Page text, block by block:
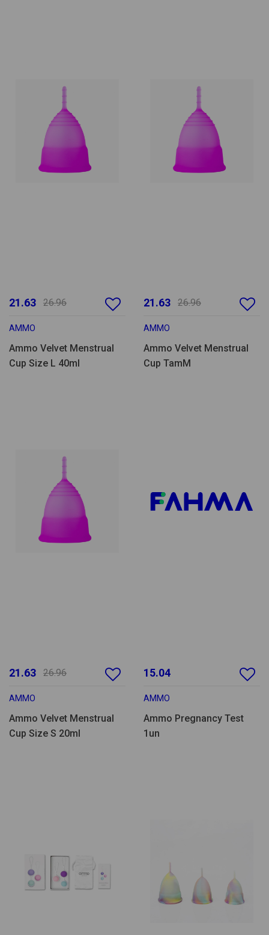
21.63 26.96
AMMO
Ammo Velvet Menstrual
Cup Size L 40ml
21.63 26.96
AMMO
Ammo Velvet Menstrual
Cup TamM
21.63 26.96
AMMO
Ammo Velvet Menstrual
Cup Size S 20ml
15.04
AMMO
Ammo Pregnancy Test
1un